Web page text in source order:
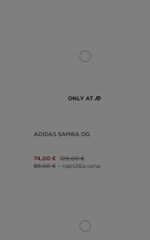
ONLY AT
ADIDAS SAMBA OG
74,00 € 120,00 €
88,00 € – najnižšia cena